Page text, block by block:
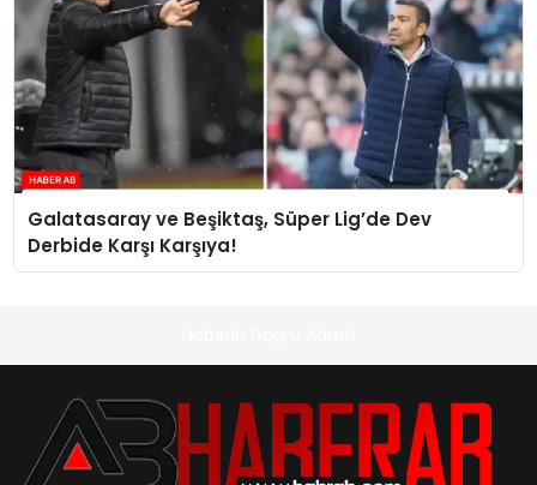
Galatasaray ve Beşiktaş, Süper Lig’de Dev
Derbide Karşı Karşıya!